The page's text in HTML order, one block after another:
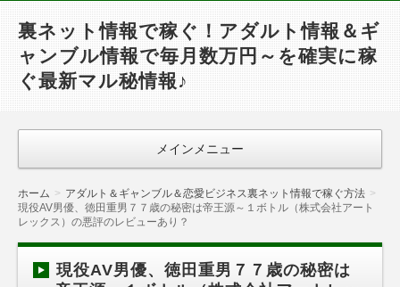
裏ネット情報で稼ぐ！アダルト情報＆ギ
ャンブル情報で毎月数万円～を確実に稼
ぐ最新マル秘情報♪
メインメニュー
ホーム
アダルト＆ギャンブル＆恋愛ビジネス裏ネット情報で稼ぐ方法
現役AV男優、徳田重男７７歳の秘密は帝王源～１ボトル（株式会社アート
レックス）の悪評のレビューあり？
現役AV男優、徳田重男７７歳の秘密は